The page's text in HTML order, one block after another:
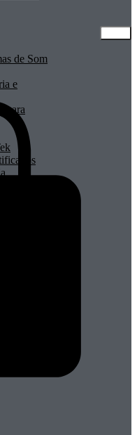
de Som
e
para